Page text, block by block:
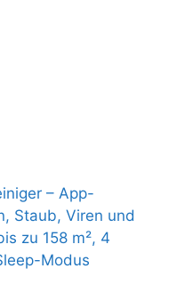
– App-
Staub, Viren und
zu 158 m², 4
Modus